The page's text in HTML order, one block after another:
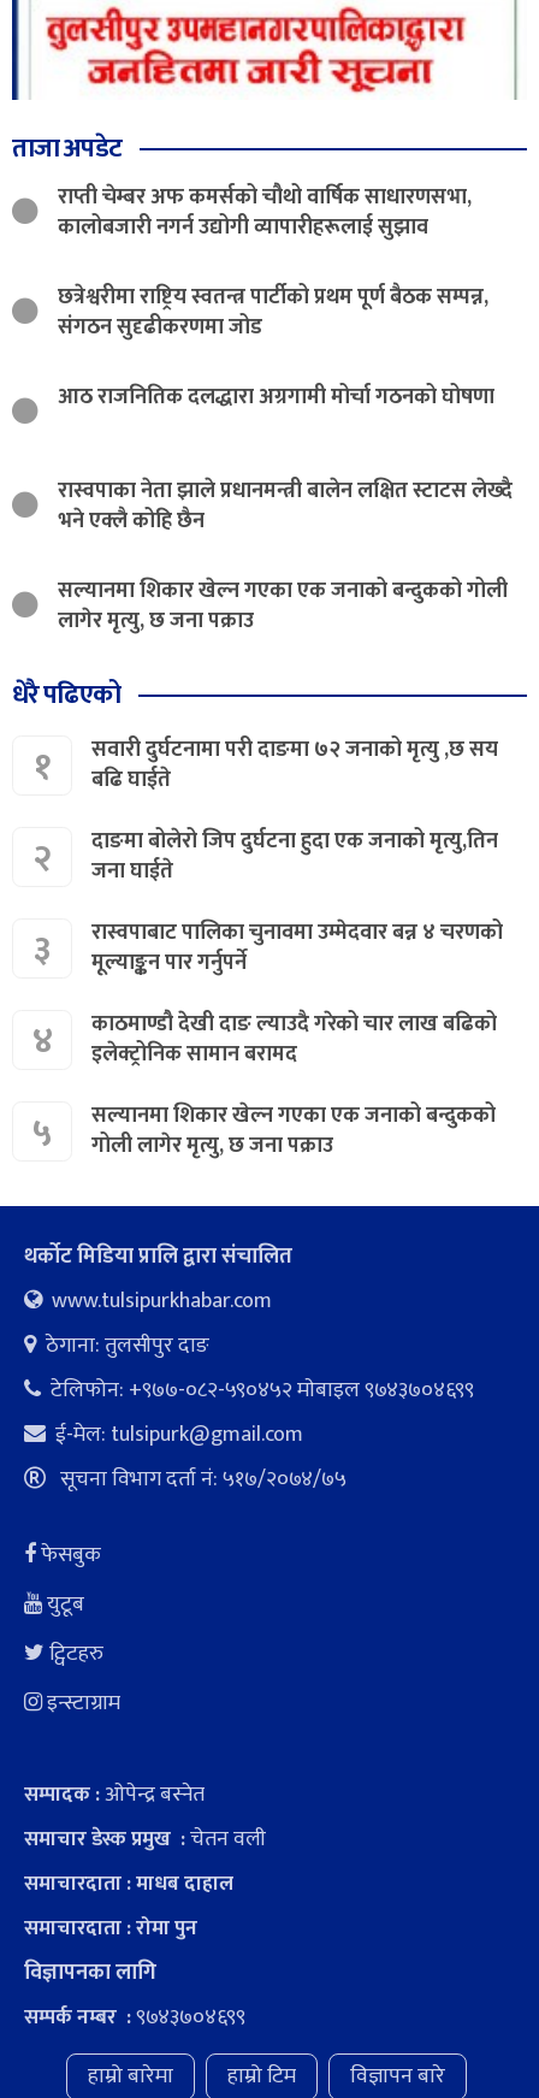
ताजा अपडेट
राप्ती चेम्बर अफ कमर्सको चौथो वार्षिक साधारणसभा,
कालोबजारी नगर्न उद्योगी व्यापारीहरूलाई सुझाव
छत्रेश्वरीमा राष्ट्रिय स्वतन्त्र पार्टीको प्रथम पूर्ण बैठक सम्पन्न,
संगठन सुदृढीकरणमा जोड
आठ राजनितिक दलद्धारा अग्रगामी मोर्चा गठनको घोषणा
रास्वपाका नेता झाले प्रधानमन्त्री बालेन लक्षित स्टाटस लेख्दै
भने एक्लै कोहि छैन
सल्यानमा शिकार खेल्न गएका एक जनाको बन्दुकको गोली
लागेर मृत्यु, छ जना पक्राउ
धेरै पढिएको
१
सवारी दुर्घटनामा परी दाङमा ७२ जनाको मृत्यु ,छ सय
बढि घाईते
२
दाङमा बोलेरो जिप दुर्घटना हुदा एक जनाको मृत्यु,तिन
जना घाईते
३
रास्वपाबाट पालिका चुनावमा उम्मेदवार बन्न ४ चरणको
मूल्याङ्कन पार गर्नुपर्ने
४
काठमाण्डौ देखी दाङ ल्याउदै गरेको चार लाख बढिको
इलेक्ट्रोनिक सामान बरामद
५
सल्यानमा शिकार खेल्न गएका एक जनाको बन्दुकको
गोली लागेर मृत्यु, छ जना पक्राउ
थर्कोट मिडिया प्रालि द्वारा संचालित
www.tulsipurkhabar.com
ठेगाना: तुलसीपुर दाङ
टेलिफोन: +९७७-०८२-५९०४५२ माेबाइल ९७४३७०४६९९
ई-मेल: tulsipurk@gmail.com
सूचना विभाग दर्ता नं: ५१७/२०७४/७५
फेसबुक
युटूब
ट्विटहरु
इन्स्टाग्राम
सम्पादक :ओपेन्द्र बस्नेत
समाचार डेस्क प्रमुख :चेतन वली
समाचारदाता : माधब दाहाल
समाचारदाता : रोमा पुन
विज्ञापनका लागि
सम्पर्क नम्बर :९७४३७०४६९९
हाम्रो बारेमा
हाम्रो टिम विज्ञापन बारे